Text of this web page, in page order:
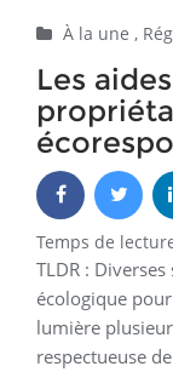
À la une ,
Les
Temps de
TLDR :
écologique
lumière
respectueuse